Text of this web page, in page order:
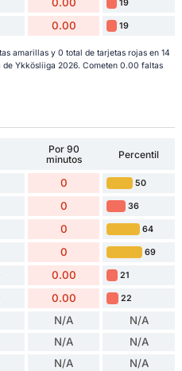
19
0.00 19
amarillas y 0 total de tarjetas rojas en 14
de Ykkösliiga 2026. Cometen 0.00 faltas
Por 90
minutos
Percentil
0 50
0 36
0 64
0 69
0.00 21
0.00 22
N/A N/A
N/A N/A
N/A N/A